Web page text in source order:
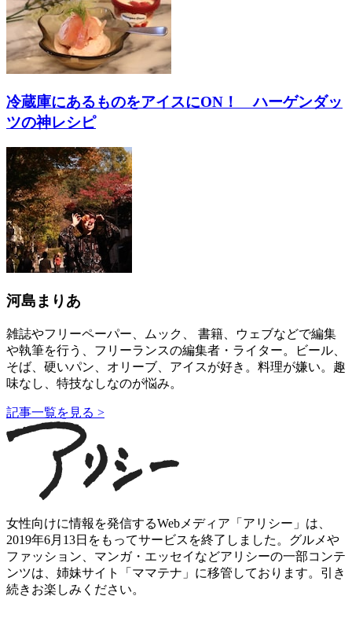
冷蔵庫にあるものをアイスにON！ ハーゲンダッ
ツの神レシピ
河島まりあ
雑誌やフリーペーパー、ムック、 書籍、ウェブなどで編集
や執筆を行う、フリーランスの編集者・ライター。ビール、
そば、硬いパン、オリーブ、アイスが好き。料理が嫌い。趣
味なし、特技なしなのが悩み。
記事一覧を見る >
女性向けに情報を発信するWebメディア「アリシー」は、
2019年6月13日をもってサービスを終了しました。グルメや
ファッション、マンガ・エッセイなどアリシーの一部コンテ
ンツは、姉妹サイト「ママテナ」に移管しております。引き
続きお楽しみください。